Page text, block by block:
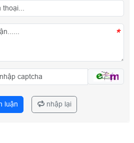
*
luận nhập lại